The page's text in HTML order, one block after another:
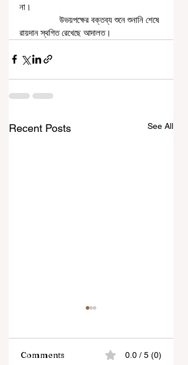
না।
রায়দান স্থগিত রেখেছে আদালত।
Recent Posts See All
Comments 0.0 / 5 (0)